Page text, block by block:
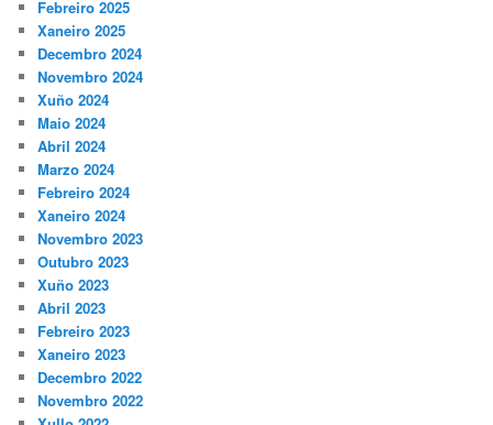
Febreiro 2025
Xaneiro 2025
Decembro 2024
Novembro 2024
Xuño 2024
Maio 2024
Abril 2024
Marzo 2024
Febreiro 2024
Xaneiro 2024
Novembro 2023
Outubro 2023
Xuño 2023
Abril 2023
Febreiro 2023
Xaneiro 2023
Decembro 2022
Novembro 2022